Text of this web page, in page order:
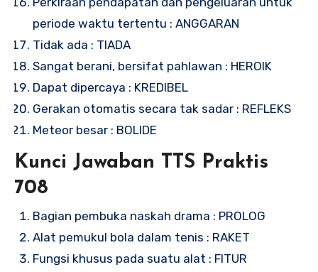
periode waktu tertentu : ANGGARAN
Tidak ada : TIADA
Sangat berani, bersifat pahlawan : HEROIK
Dapat dipercaya : KREDIBEL
Gerakan otomatis secara tak sadar : REFLEKS
Meteor besar : BOLIDE
Kunci Jawaban TTS Praktis
708
Bagian pembuka naskah drama : PROLOG
Alat pemukul bola dalam tenis : RAKET
Fungsi khusus pada suatu alat : FITUR